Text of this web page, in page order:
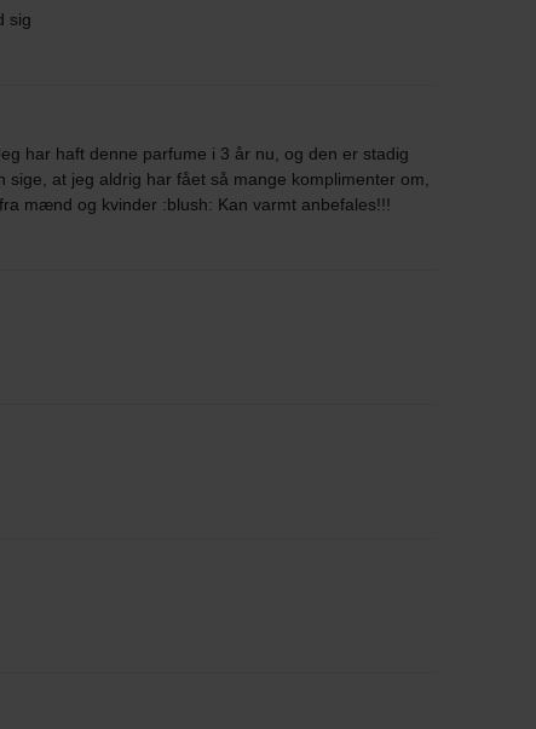
sig
har haft denne parfume i 3 år nu, og den er stadig
at jeg aldrig har fået så mange komplimenter om,
mænd og kvinder :blush: Kan varmt anbefales!!!